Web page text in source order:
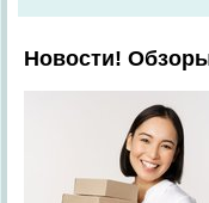
Новости!